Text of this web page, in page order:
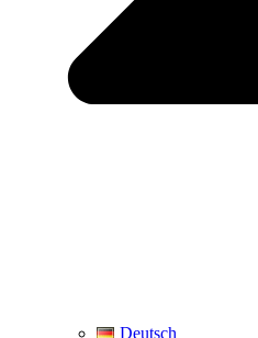
Deutsch